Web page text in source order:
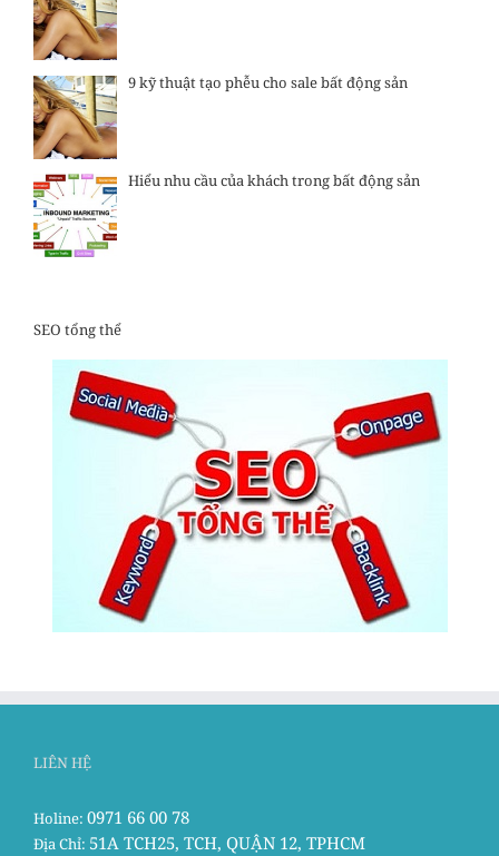
9 kỹ thuật tạo phễu cho sale bất động sản
Hiểu nhu cầu của khách trong bất động sản
SEO tổng thể
LIÊN HỆ
Holine: 0971 66 00 78
Địa Chỉ: 51A TCH25, TCH, QUẬN 12, TPHCM